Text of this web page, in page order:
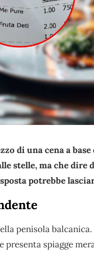
di una cena a
stelle, ma che dire
potrebbe
penisola
presenta spiagge